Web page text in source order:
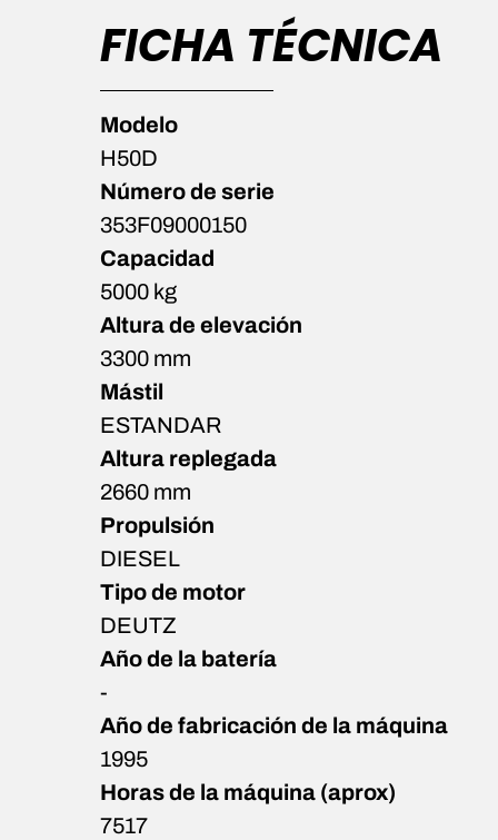
FICHA TÉCNICA
Modelo
H50D
Número de serie
353F09000150
Capacidad
5000 kg
Altura de elevación
3300 mm
Mástil
ESTANDAR
Altura replegada
2660 mm
Propulsión
DIESEL
Tipo de motor
DEUTZ
Año de la batería
-
Año de fabricación de la máquina
1995
Horas de la máquina (aprox)
7517